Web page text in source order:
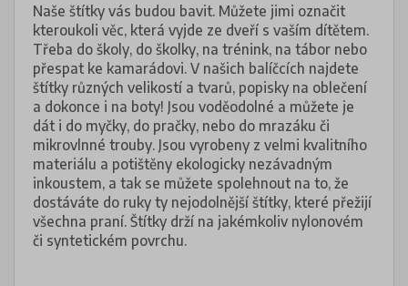
Naše štítky vás budou bavit. Můžete jimi označit
kteroukoli věc, která vyjde ze dveří s vaším dítětem.
Třeba do školy, do školky, na trénink, na tábor nebo
přespat ke kamarádovi. V našich balíčcích najdete
štítky různých velikostí a tvarů, popisky na oblečení
a dokonce i na boty! Jsou voděodolné a můžete je
dát i do myčky, do pračky, nebo do mrazáku či
mikrovlnné trouby. Jsou vyrobeny z velmi kvalitního
materiálu a potištěny ekologicky nezávadným
inkoustem, a tak se můžete spolehnout na to, že
dostáváte do ruky ty nejodolnější štítky, které přežijí
všechna praní. Štítky drží na jakémkoliv nylonovém
či syntetickém povrchu.